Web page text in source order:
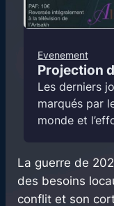
Evenement
Projection
Les derniers
marqués par
monde et
La guerre de
des besoins
conflit et son